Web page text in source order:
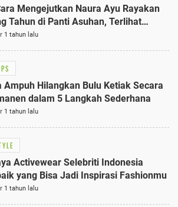
Mengejutkan Naura Ayu Rayakan
Tahun di Panti Asuhan, Terlihat
dengan Kaftan Cokelat
1 tahun lalu
Ampuh Hilangkan Bulu Ketiak Secara
dalam 5 Langkah Sederhana
1 tahun lalu
Activewear Selebriti Indonesia
yang Bisa Jadi Inspirasi Fashionmu
1 tahun lalu